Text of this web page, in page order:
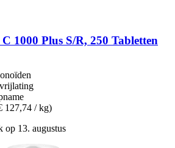
1000 Plus S/R, 250 Tabletten
127,74 / kg)
op 13. augustus